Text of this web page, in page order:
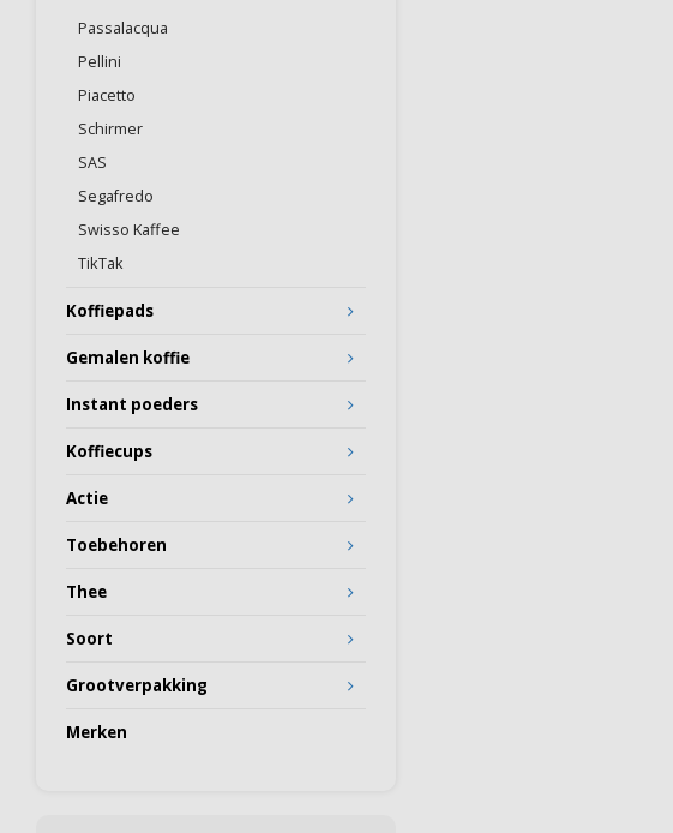
Passalacqua
Pellini
Piacetto
Schirmer
SAS
Segafredo
Swisso Kaffee
TikTak
Koffiepads
Gemalen koffie
Instant poeders
Koffiecups
Actie
Toebehoren
Thee
Soort
Grootverpakking
Merken